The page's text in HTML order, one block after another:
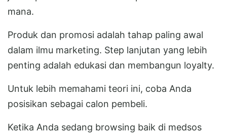
mana.
Produk dan promosi adalah tahap paling awal
dalam ilmu marketing. Step lanjutan yang lebih
penting adalah edukasi dan membangun loyalty.
Untuk lebih memahami teori ini, coba Anda
posisikan sebagai calon pembeli.
Ketika Anda sedang browsing baik di medsos